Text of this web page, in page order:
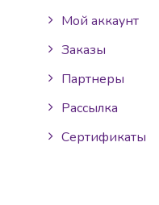
Мой аккаунт
Заказы
Партнеры
Рассылка
Сертификаты